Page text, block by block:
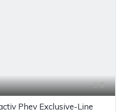
6
Phev Exclusive-Line